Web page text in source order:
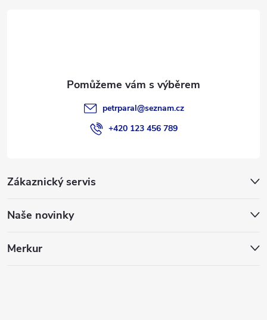
Zákaznický servis
Naše novinky
Merkur
petrparal@seznam.cz
+420 123 456 789